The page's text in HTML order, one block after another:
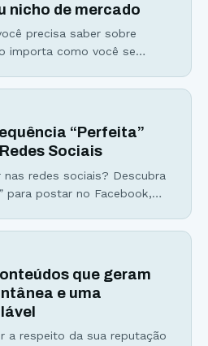
nicho de mercado
precisa saber sobre
importa como você se
De nada adianta afirmar
em seu nicho. A
“Perfeita”
Sociais
redes sociais? Descubra
para postar no Facebook,
adora? Então, imagina ter
ficou convencido? Acha
que geram
e uma
a respeito da sua reputação